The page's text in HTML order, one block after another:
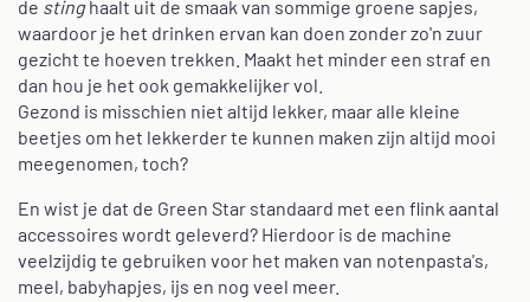
de stinghaalt uit de smaak van sommige groene sapjes,
waardoor je het drinken ervan kan doen zonder zo'n zuur
gezicht te hoeven trekken. Maakt het minder een straf en
dan hou je het ook gemakkelijker vol.
Gezond is misschien niet altijd lekker, maar alle kleine
beetjes om het lekkerder te kunnen maken zijn altijd mooi
meegenomen, toch?
En wist je dat de Green Star standaard met een flink aantal
accessoires wordt geleverd? Hierdoor is de machine
veelzijdig te gebruiken voor het maken van notenpasta's,
meel, babyhapjes, ijs en nog veel meer.